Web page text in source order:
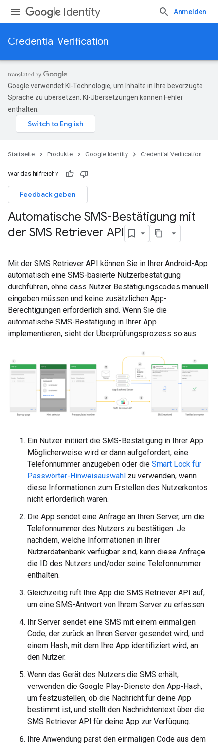
Identity Anmelden
Credential Verification
Google verwendet KI-Technologie, um Inhalte in Ihre bevorzugte
Sprache zu übersetzen. KI-Übersetzungen können Fehler
enthalten.
Startseite Produkte Google Identity Credential Verification
War das hilfreich?
Feedback geben
Automatische SMS-Bestätigung mit
der SMS Retriever API
Mit der SMS Retriever API können Sie in Ihrer Android-App
automatisch eine SMS-basierte Nutzerbestätigung
durchführen, ohne dass Nutzer Bestätigungscodes manuell
eingeben müssen und keine zusätzlichen App-
Berechtigungen erforderlich sind. Wenn Sie die
automatische SMS-Bestätigung in Ihrer App
implementieren, sieht der Überprüfungsprozess so aus:
Ein Nutzer initiiert die SMS-Bestätigung in Ihrer App.
Möglicherweise wird er dann aufgefordert, eine
Telefonnummer anzugeben oder die Smart Lock für
Passwörter-Hinweisauswahl zu verwenden, wenn
diese Informationen zum Erstellen des Nutzerkontos
nicht erforderlich waren.
Die App sendet eine Anfrage an Ihren Server, um die
Telefonnummer des Nutzers zu bestätigen. Je
nachdem, welche Informationen in Ihrer
Nutzerdatenbank verfügbar sind, kann diese Anfrage
die ID des Nutzers und/oder seine Telefonnummer
enthalten.
Gleichzeitig ruft Ihre App die SMS Retriever API auf,
um eine SMS-Antwort von Ihrem Server zu erfassen.
Ihr Server sendet eine SMS mit einem einmaligen
Code, der zurück an Ihren Server gesendet wird, und
einem Hash, mit dem Ihre App identifiziert wird, an
den Nutzer.
Wenn das Gerät des Nutzers die SMS erhält,
verwenden die Google Play-Dienste den App-Hash,
um festzustellen, ob die Nachricht für deine App
bestimmt ist, und stellt den Nachrichtentext über die
SMS Retriever API für deine App zur Verfügung.
Ihre Anwendung parst den einmaligen Code aus dem